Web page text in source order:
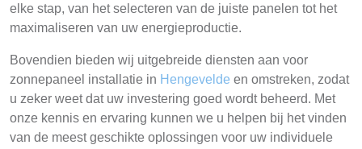
elke stap, van het selecteren van de juiste panelen tot het
maximaliseren van uw energieproductie.
Bovendien bieden wij uitgebreide diensten aan voor
zonnepaneel installatie in Hengevelde en omstreken, zodat
u zeker weet dat uw investering goed wordt beheerd. Met
onze kennis en ervaring kunnen we u helpen bij het vinden
van de meest geschikte oplossingen voor uw individuele